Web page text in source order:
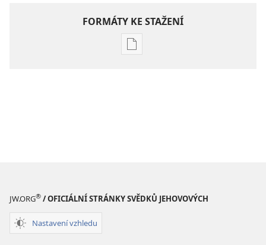
FORMÁTY KE STAŽENÍ
Formáty
JW.ORG® / OFICIÁLNÍ STRÁNKY SVĚDKŮ JEHOVOVÝCH
Nastavení vzhledu